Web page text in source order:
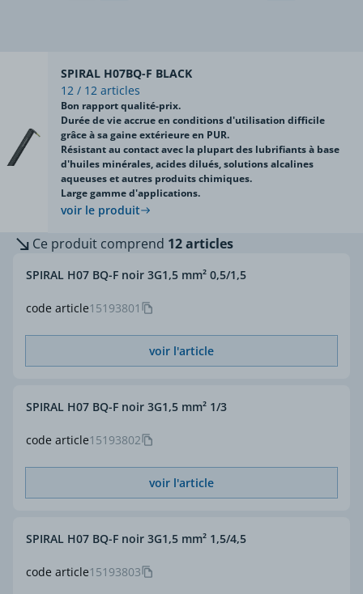
SPIRAL H07BQ-F BLACK
12 / 12 articles
Bon rapport qualité-prix.
Durée de vie accrue en conditions d'utilisation difficile
grâce à sa gaine extérieure en PUR.
Résistant au contact avec la plupart des lubrifiants à base
d'huiles minérales, acides dilués, solutions alcalines
aqueuses et autres produits chimiques.
Large gamme d'applications.
voir le produit
Ce produit comprend 12 articles
code article15193801
SPIRAL H07 BQ-F noir 3G1,5 mm² 0,5/1,5
voir l'article
code article15193802
SPIRAL H07 BQ-F noir 3G1,5 mm² 1/3
voir l'article
code article15193803
SPIRAL H07 BQ-F noir 3G1,5 mm² 1,5/4,5